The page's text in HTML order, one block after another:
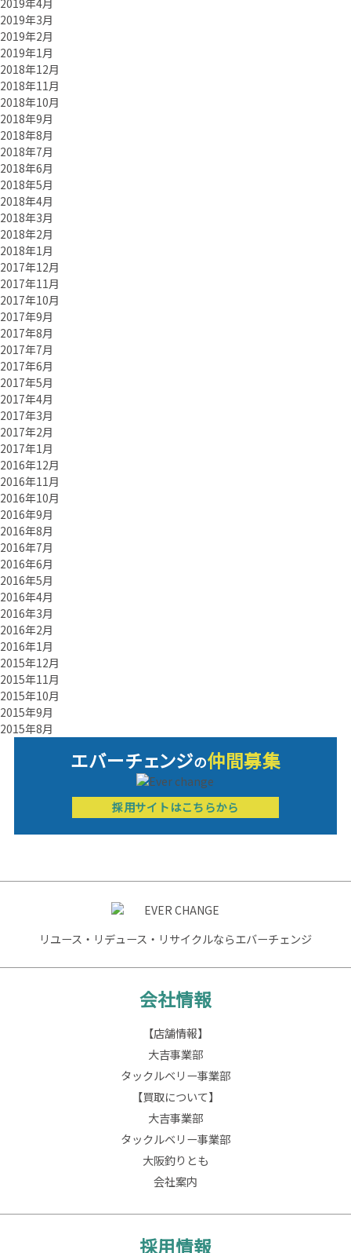
2019年4月
2019年3月
2019年2月
2019年1月
2018年12月
2018年11月
2018年10月
2018年9月
2018年8月
2018年7月
2018年6月
2018年5月
2018年4月
2018年3月
2018年2月
2018年1月
2017年12月
2017年11月
2017年10月
2017年9月
2017年8月
2017年7月
2017年6月
2017年5月
2017年4月
2017年3月
2017年2月
2017年1月
2016年12月
2016年11月
2016年10月
2016年9月
2016年8月
2016年7月
2016年6月
2016年5月
2016年4月
2016年3月
2016年2月
2016年1月
2015年12月
2015年11月
2015年10月
2015年9月
2015年8月
エバーチェンジの仲間募集
採用サイトはこちらから
リユース・リデュース・リサイクルならエバーチェンジ
会社情報
【店舗情報】
大吉事業部
タックルベリー事業部
【買取について】
大吉事業部
タックルベリー事業部
大阪釣りとも
会社案内
採用情報